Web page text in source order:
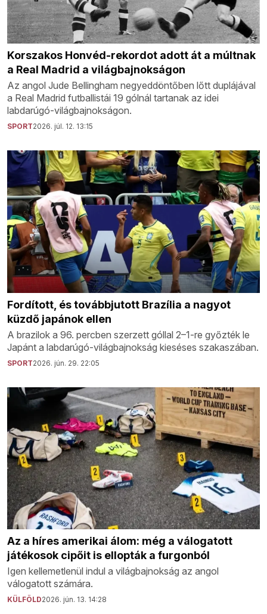
Korszakos Honvéd-rekordot adott át a múltnak
a Real Madrid a világbajnokságon
Az angol Jude Bellingham negyeddöntőben lőtt duplájával
a Real Madrid futballistái 19 gólnál tartanak az idei
labdarúgó-világbajnokságon.
SPORT2026. júl. 12. 13:15
Fordított, és továbbjutott Brazília a nagyot
küzdő japánok ellen
A brazilok a 96. percben szerzett góllal 2–1-re győzték le
Japánt a labdarúgó-világbajnokság kieséses szakaszában.
SPORT2026. jún. 29. 22:05
Az a híres amerikai álom: még a válogatott
játékosok cipőit is ellopták a furgonból
Igen kellemetlenül indul a világbajnokság az angol
válogatott számára.
KÜLFÖLD2026. jún. 13. 14:28